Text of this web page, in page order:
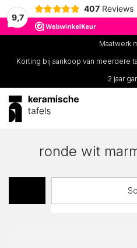
9,7
407 Reviews
Maatwerk
Korting bij aankoop van meerdere
2 jaar
ronde wit